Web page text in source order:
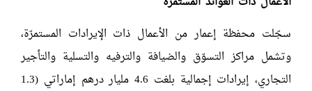
سجّلت محفظة إعمار من الأعمال ذات الإيرادات المستمرّة،
وتشمل مراكز التسوّق والضيافة والترفيه والتسلية والتأجير
التجاري، إيرادات إجمالية بلغت 4.6 مليار درهم إماراتي (1.3